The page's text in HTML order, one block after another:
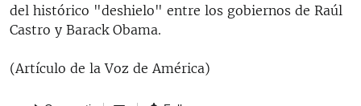
del histórico "deshielo" entre los gobiernos de Raúl
Castro y Barack Obama.
(Artículo de la Voz de América)